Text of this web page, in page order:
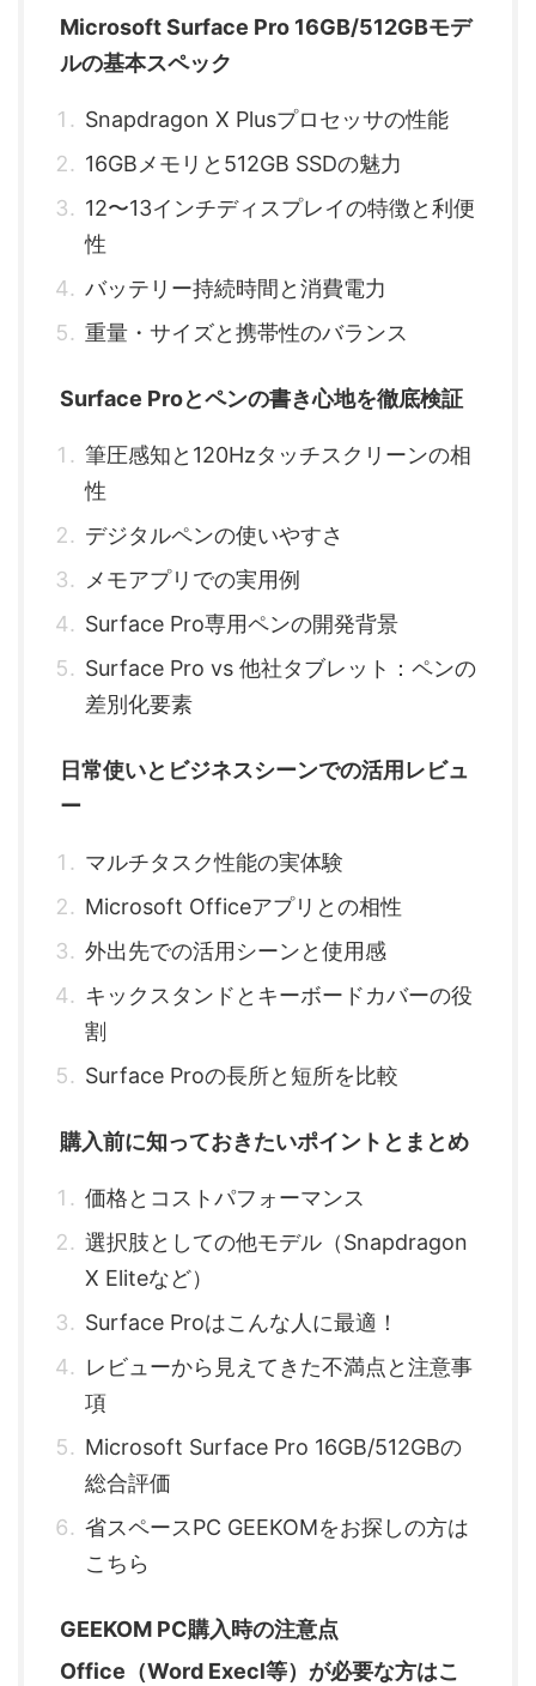
Microsoft Surface Pro 16GB/512GBモデ
ルの基本スペック
Snapdragon X Plusプロセッサの性能
16GBメモリと512GB SSDの魅力
12〜13インチディスプレイの特徴と利便
性
バッテリー持続時間と消費電力
重量・サイズと携帯性のバランス
Surface Proとペンの書き心地を徹底検証
筆圧感知と120Hzタッチスクリーンの相
性
デジタルペンの使いやすさ
メモアプリでの実用例
Surface Pro専用ペンの開発背景
Surface Pro vs 他社タブレット：ペンの
差別化要素
日常使いとビジネスシーンでの活用レビュ
ー
マルチタスク性能の実体験
Microsoft Officeアプリとの相性
外出先での活用シーンと使用感
キックスタンドとキーボードカバーの役
割
Surface Proの長所と短所を比較
購入前に知っておきたいポイントとまとめ
価格とコストパフォーマンス
選択肢としての他モデル（Snapdragon
X Eliteなど）
Surface Proはこんな人に最適！
レビューから見えてきた不満点と注意事
項
Microsoft Surface Pro 16GB/512GBの
総合評価
省スペースPC GEEKOMをお探しの方は
こちら
GEEKOM PC購入時の注意点
Office（Word Execl等）が必要な方はこ